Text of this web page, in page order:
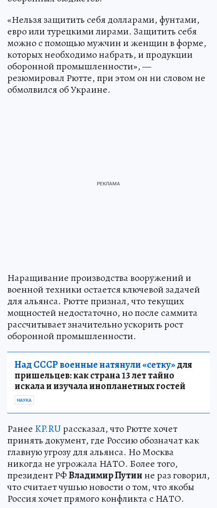
«Нельзя защитить себя долларами, фунтами,
евро или турецкими лирами. Защитить себя
можно с помощью мужчин и женщин в форме,
которых необходимо набрать, и продукции
оборонной промышленности», —
резюмировал Рютте, при этом он ни словом не
обмолвился об Украине.
Наращивание производства вооружений и
военной техники остается ключевой задачей
для альянса. Рютте признал, что текущих
мощностей недостаточно, но после саммита
рассчитывает значительно ускорить рост
оборонной промышленности.
Над СССР военные натянули «сетку»для
пришельцев: как страна 13 лет тайно
искала и изучала инопланетных гостей
НАУКА
Ранее KP.RUрассказал, что Рютте хочет
принять документ, где Россию обозначат как
главную угрозу для альянса. Но Москва
никогда не угрожала НАТО. Более того,
президент РФВладимир Путинне раз говорил,
что считает чушью новости о том, что якобы
Россия хочет прямого конфликта с НАТО.